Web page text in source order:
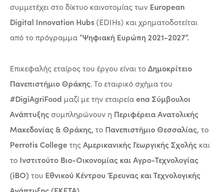
συμμετέχει στο δίκτυο καινοτομίας των European
Digital Innovation Hubs(EDIHs) και χρηματοδοτείται
από το πρόγραμμα “Ψηφιακή Ευρώπη 2021-2027”.
Επικεφαλής εταίρος του έργου είναι τοΔημοκρίτειο
Πανεπιστήμιο Θράκης. Το εταιρικό σχήμα του
#DigiAgriFood μαζί με την εταιρείαena Σύμβουλοι
Ανάπτυξηςσυμπληρώνουν η Περιφέρεια Ανατολικής
Μακεδονίας & Θράκης, το Πανεπιστήμιο Θεσσαλίας, το
Perrotis CollegeτηςΑμερικανικής Γεωργικής Σχολής και
το Ινστιτούτο Βιο-Οικονομίας και Αγρο-Τεχνολογίας
(iBO) του Εθνικού Κέντρου Έρευνας και Τεχνολογικής